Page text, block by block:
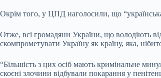
Окрім того, у ЦПД наголосили, що
Отже, всі громадяни України, що володіють
скомпрометувати Україну як країну, яка,
“Більшість з цих осіб мають кримінальне
скоєні злочини відбували покарання у